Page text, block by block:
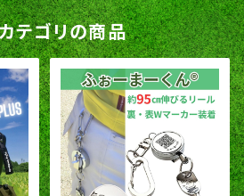
テゴリの商品